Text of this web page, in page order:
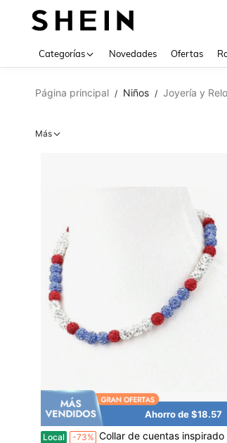
Categorías Novedades Ofertas
Página principal / Niños / Joyería y
Más
Ahorro de $18.57
Local -73% Collar de cuentas inspirado en el béisbol, joyería deportiva con cuentas brillantes para mujeres y hombres, collar de goteo de béisbol, 17 pulgadas, para mayores